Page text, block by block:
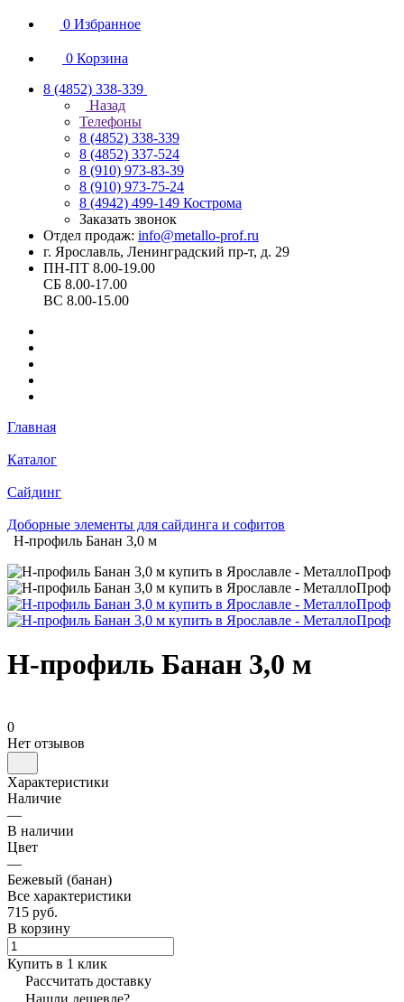
0 Избранное
0 Корзина
8 (4852) 338-339
Назад
Телефоны
8 (4852) 338-339
8 (4852) 337-524
8 (910) 973-83-39
8 (910) 973-75-24
8 (4942) 499-149 Кострома
Заказать звонок
Отдел продаж: info@metallo-prof.ru
г. Ярославль, Ленинградский пр-т, д. 29
ПН-ПТ 8.00-19.00
СБ 8.00-17.00
ВС 8.00-15.00
Главная
Каталог
Сайдинг
Доборные элементы для сайдинга и софитов
Н-профиль Банан 3,0 м
Н-профиль Банан 3,0 м
0
Нет отзывов
Характеристики
Наличие
—
В наличии
Цвет
—
Бежевый (банан)
Все характеристики
715 руб.
В корзину
Купить в 1 клик
Рассчитать доставку
Нашли дешевле?